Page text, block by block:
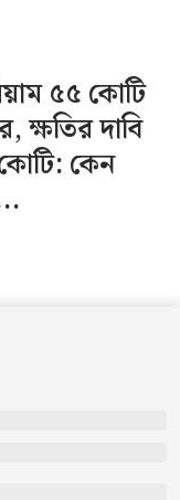
৫৫ কোটি
ক্ষতির দাবি
কেন